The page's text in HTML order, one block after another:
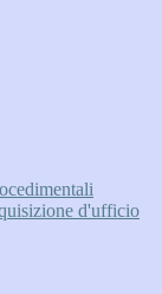
d'ufficio